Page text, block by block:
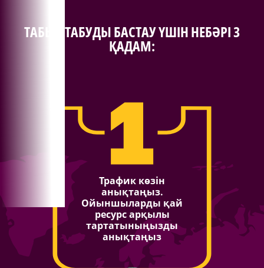
ТАБЫС ТАБУДЫ БАСТАУ ҮШІН НЕБӘРІ 3
ҚАДАМ:
Трафик көзін
анықтаңыз.
Ойыншыларды қай
ресурс арқылы
тартатыныңызды
анықтаңыз